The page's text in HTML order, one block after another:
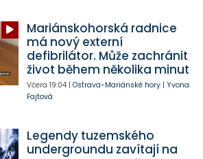
Mariánskohorská radnice
má nový externí
defibrilátor. Může zachránit
život během několika minut
Včera 19:04| Ostrava-Mariánské hory| Yvona
Fajtová
Legendy tuzemského
undergroundu zavítají na